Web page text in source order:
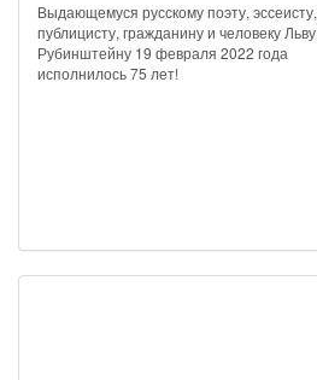
Выдающемуся русскому поэту, эссеисту,
публицисту, гражданину и человеку Льву
Рубинштейну 19 февраля 2022 года
исполнилось 75 лет!